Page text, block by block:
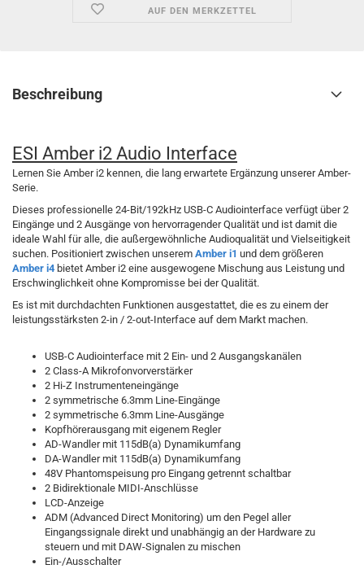
AUF DEN MERKZETTEL
Beschreibung
ESI Amber i2 Audio Interface
Lernen Sie Amber i2 kennen, die lang erwartete Ergänzung unserer Amber-
Serie.
Dieses professionelle 24-Bit/192kHz USB-C Audiointerface verfügt über 2
Eingänge und 2 Ausgänge von hervorragender Qualität und ist damit die
ideale Wahl für alle, die außergewöhnliche Audioqualität und Vielseitigkeit
suchen. Positioniert zwischen unserem Amber i1 und dem größeren
Amber i4 bietet Amber i2 eine ausgewogene Mischung aus Leistung und
Erschwinglichkeit ohne Kompromisse bei der Qualität.
Es ist mit durchdachten Funktionen ausgestattet, die es zu einem der
leistungsstärksten 2-in / 2-out-Interface auf dem Markt machen.
USB-C Audiointerface mit 2 Ein- und 2 Ausgangskanälen
2 Class-A Mikrofonvorverstärker
2 Hi-Z Instrumenteneingänge
2 symmetrische 6.3mm Line-Eingänge
2 symmetrische 6.3mm Line-Ausgänge
Kopfhörerausgang mit eigenem Regler
AD-Wandler mit 115dB(a) Dynamikumfang
DA-Wandler mit 115dB(a) Dynamikumfang
48V Phantomspeisung pro Eingang getrennt schaltbar
2 Bidirektionale MIDI-Anschlüsse
LCD-Anzeige
ADM (Advanced Direct Monitoring) um den Pegel aller
Eingangssignale direkt und unabhängig an der Hardware zu
steuern und mit DAW-Signalen zu mischen
Ein-/Ausschalter